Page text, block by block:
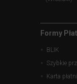
Formy
BLIK
Szybkie
Karta